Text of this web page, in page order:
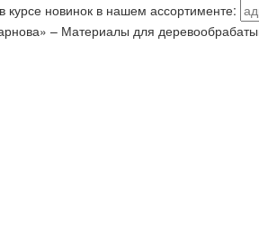
курсе новинок в нашем ассортименте:
– Материалы для